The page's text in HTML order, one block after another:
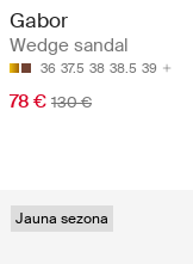
Gabor
Wedge sandal
36 37.5 38 38.5 39
78 € 130 €
Jauna sezona